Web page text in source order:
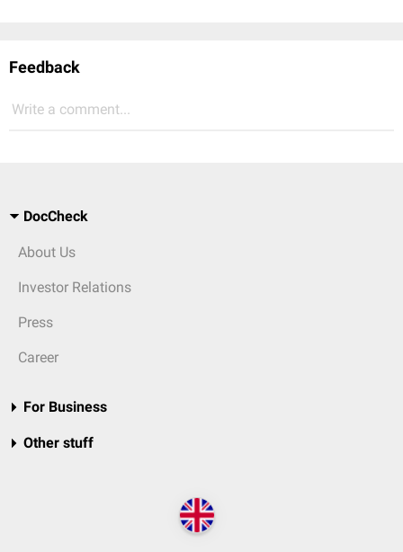
Feedback
Write a comment...
DocCheck
About Us
Investor Relations
Press
Career
For Business
Other stuff